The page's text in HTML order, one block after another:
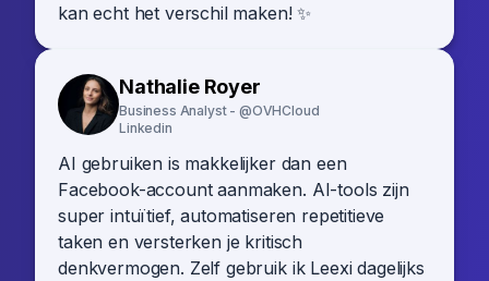
kan echt het verschil maken! ✨
Nathalie Royer
Business Analyst - @OVHCloud
Linkedin
AI gebruiken is makkelijker dan een
Facebook-account aanmaken. AI-tools zijn
super intuïtief, automatiseren repetitieve
taken en versterken je kritisch
denkvermogen. Zelf gebruik ik Leexi dagelijks